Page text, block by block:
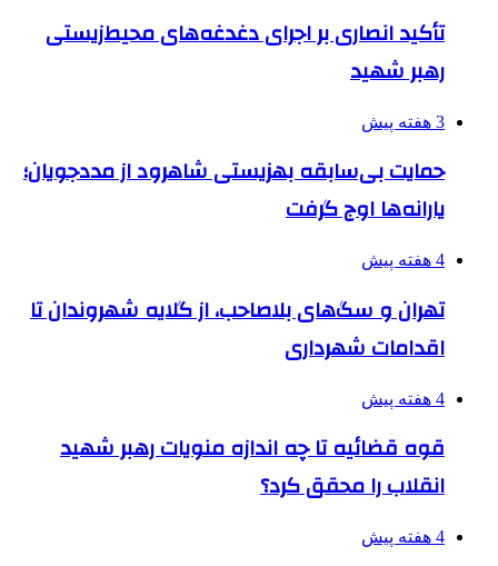
تأکید انصاری بر اجرای دغدغه‌های محیط‌زیستی
رهبر شهید
3 هفته پیش
حمایت بی‌سابقه بهزیستی شاهرود از مددجویان؛
یارانه‌ها اوج گرفت
4 هفته پیش
تهران و سگ‌های بلاصاحب، از گلایه شهروندان تا
اقدامات شهرداری
4 هفته پیش
قوه قضائیه تا چه اندازه منویات رهبر شهید
انقلاب را محقق کرد؟
4 هفته پیش